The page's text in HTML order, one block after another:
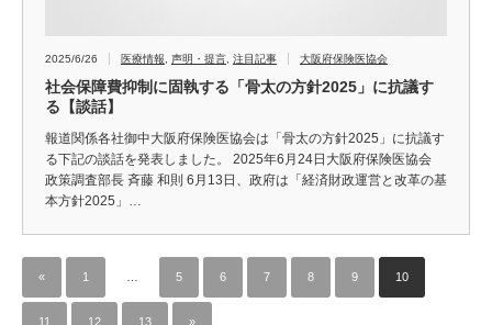
2025/6/26 医療情報 声明・提言 注目記事 大阪府保険医協会
社会保障費抑制に固執する「骨太の方針2025」に抗議す
る【談話】
報道関係各社御中大阪府保険医協会は「骨太の方針2025」に抗議す
る下記の談話を発表しました。 2025年6月24日大阪府保険医協会
政策調査部長 斉藤 和則 6月13日、政府は「経済財政運営と改革の基
本方針2025」…
« 1 5 6 7 8 9 10
11 12 13 »